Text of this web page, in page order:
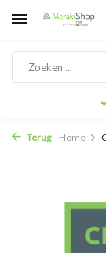
Terug Home